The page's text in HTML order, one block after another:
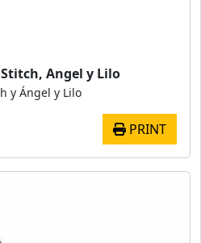
Angel y Lilo
y Ángel y Lilo
PRINT